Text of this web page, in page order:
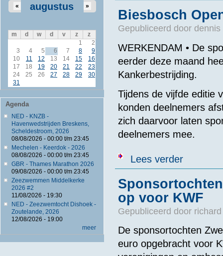
augustus
« »
m d w d v z
z
1
2
3
4 5 6 7 8
9
10
11 12 13 14 15
16
17
18 19 20 21 22
23
24
25 26 27 28 29
30
31
Agenda
NED - KNZB -
Havenwedstrijden Breskens,
Scheldestroom, 2026
08/08/2026 - 00:00t/m 23:45
Mechelen - Keerdok - 2026
08/08/2026 - 00:00t/m 23:45
GBR - Thames Marathon 2026
09/08/2026 - 00:00t/m 23:45
Zeezwemmen Middelkerke
2026 #2
11/08/2026 - 19:30
NED - Zeezwemtocht Dishoek -
Zoutelande, 2026
12/08/2026 - 19:00
meer
Biesbosch
Gepubliceerd door dennis
WERKENDAM • De
eerder deze maand
Kankerbestrijding.
Tijdens de vijfde editie
konden deelnemers
zich daarvoor laten
deelnemers mee.
Lees verderover
op voor KWF
Gepubliceerd door
De sponsortochten
euro opgebracht voor